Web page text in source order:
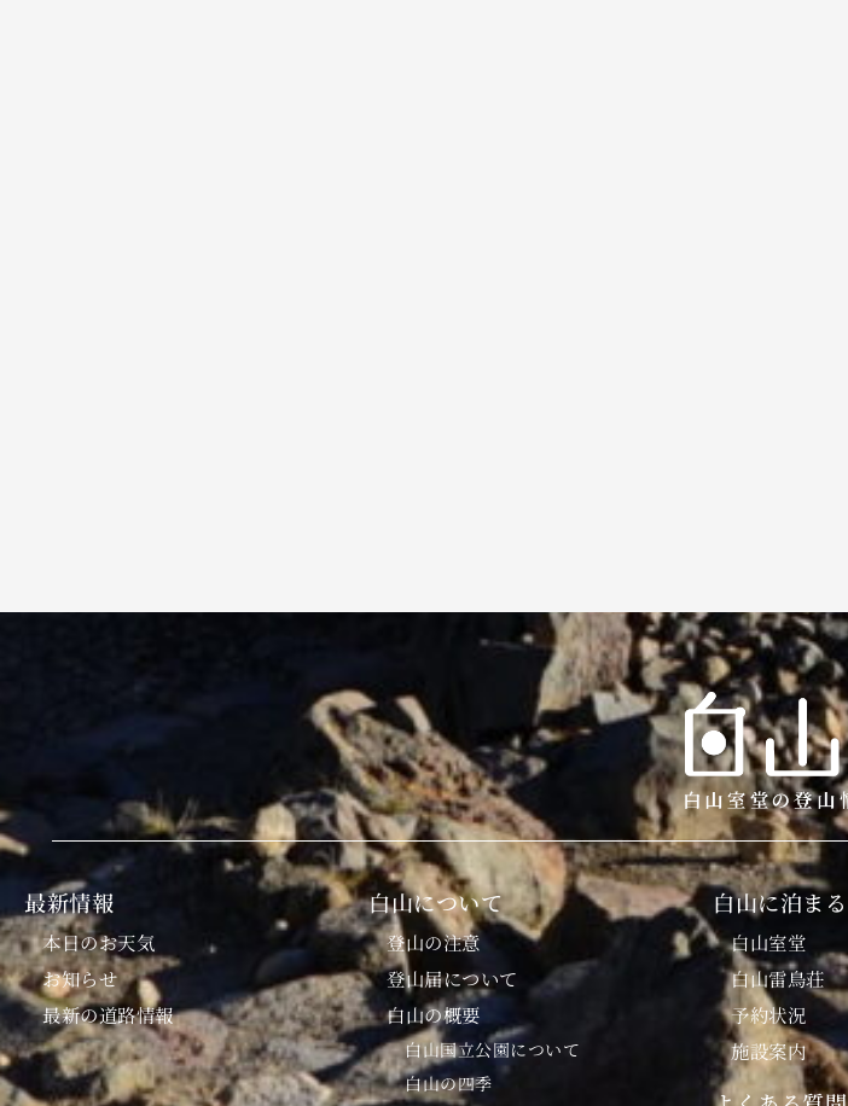
最新情報
本日のお天気
お知らせ
最新の道路情報
白山について
登山の注意
登山届について
白山の概要
白山国立公園について
白山の四季
白山に泊まる
白山室堂
白山雷鳥荘
予約状況
施設案内